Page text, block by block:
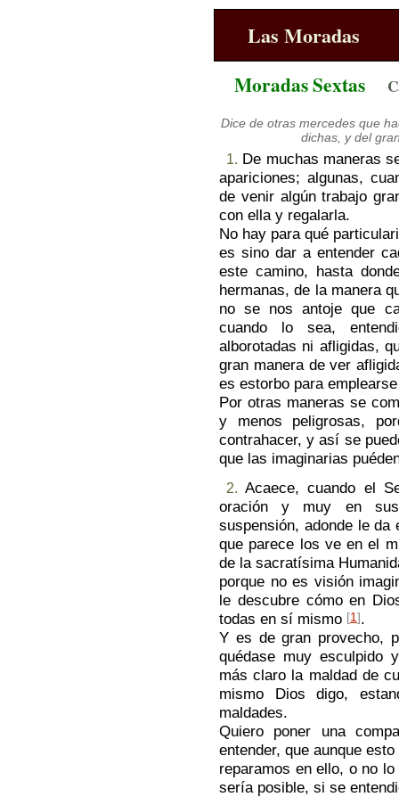
Las Moradas
Moradas Sextas
Dice de otras mercedes que
dichas, y del
1. De muchas maneras
apariciones; algunas,
de venir algún trabajo
con ella y regalarla.
No hay para qué
es sino dar a entender
este camino, hasta
hermanas, de la manera
no se nos antoje que
cuando lo sea,
alborotadas ni afligidas,
gran manera de ver
es estorbo para
Por otras maneras se
y menos peligrosas,
contrahacer, y así se
que las imaginarias
2. Acaece, cuando el
oración y muy en
suspensión, adonde le da
que parece los ve en el
de la sacratísima
porque no es visión
le descubre cómo en
todas en sí mismo [1].
Y es de gran provecho,
quédase muy esculpido
más claro la maldad de
mismo Dios ­digo,
maldades.
Quiero poner una
entender, que aunque
reparamos en ello, o no
sería posible, si se